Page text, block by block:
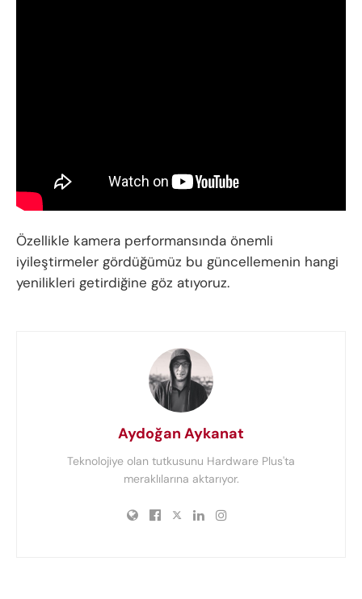
Özellikle kamera performansında önemli
iyileştirmeler gördüğümüz bu güncellemenin hangi
yenilikleri getirdiğine göz atıyoruz.
Aydoğan Aykanat
Teknolojiye olan tutkusunu Hardware Plus'ta
meraklılarına aktarıyor.